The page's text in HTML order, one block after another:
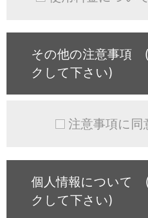
その他の注意事項
クして下さい)
注意事項に同
個人情報について
クして下さい)